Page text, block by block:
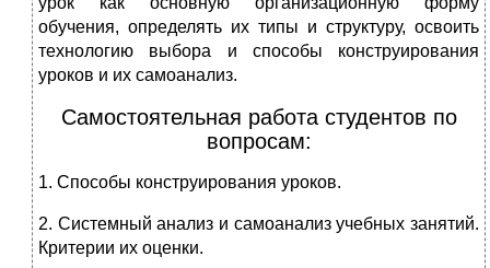
обучения, определять их типы и структуру, освоить
технологию выбора и способы конструирования
уроков и их самоанализ.
Самостоятельная работа студентов по
вопросам:
1. Способы конструирования уроков.
2. Системный анализ и самоанализ учебных занятий.
Критерии их оценки.